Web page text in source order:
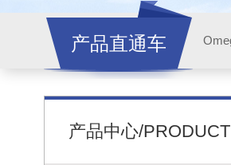
产品直通车
产品中心/PRODUCT